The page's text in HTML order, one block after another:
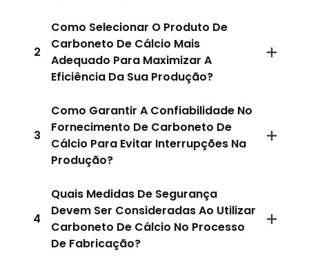
2
Como Selecionar O Produto De
Carboneto De Cálcio Mais
Adequado Para Maximizar A
Eficiência Da Sua Produção?
3
Como Garantir A Confiabilidade No
Fornecimento De Carboneto De
Cálcio Para Evitar Interrupções Na
Produção?
4
Quais Medidas De Segurança
Devem Ser Consideradas Ao Utilizar
Carboneto De Cálcio No Processo
De Fabricação?